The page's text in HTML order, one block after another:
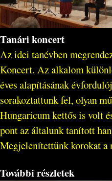
Tanári koncert
Az idei tanévben
Koncert. Az alkalom
éves alapításának
sorakoztattunk fel, olyan
Hungaricum kettős is volt
pont az általunk tanított
Megjelenítettünk korokat a
További részletek